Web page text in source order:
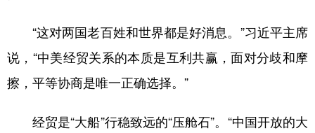
“这对两国老百姓和世界都是好消息。”习近平主席
说，“中美经贸关系的本质是互利共赢，面对分歧和摩
擦，平等协商是唯一正确选择。”
经贸是“大船”行稳致远的“压舱石”。“中国开放的大